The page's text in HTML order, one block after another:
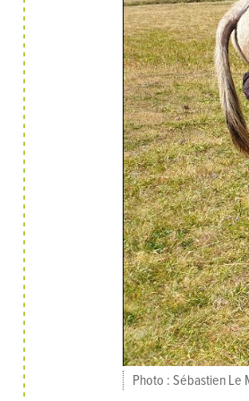
Photo : Sébastien Le